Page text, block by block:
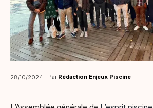
28/10/2024 Par Rédaction Enjeux Piscine